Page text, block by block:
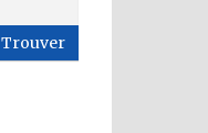
Trouver